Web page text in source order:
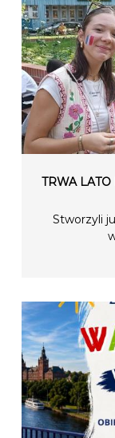
TRWA
Stworzyli